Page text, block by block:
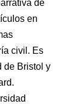
de
en
civil. Es
de Bristol y